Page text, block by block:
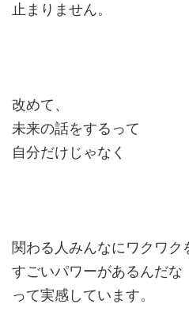
止まりません。
改めて、
未来の話をするって
自分だけじゃなく
関わる人みんなにワクワク
すごいパワーがあるんだな
って実感しています。